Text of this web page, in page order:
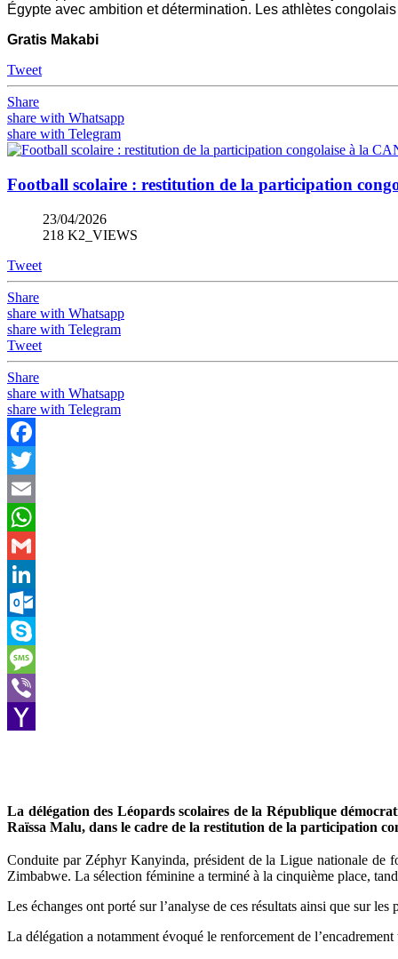
Égypte avec ambition et détermination. Les athlètes
Gratis Makabi
Tweet
Share
share with Whatsapp
share with Telegram
Football scolaire : restitution de la participation
23/04/2026
218 K2_VIEWS
Tweet
Share
share with Whatsapp
share with Telegram
Tweet
Share
share with Whatsapp
share with Telegram
Facebook
Twitter
Email
WhatsApp
Gmail
LinkedIn
Outlook.com
Skype
Message
Viber
La délégation des Léopards scolaires de la République
Raïssa Malu, dans le cadre de la restitution de la participation
Conduite par Zéphyr Kanyinda, président de la Ligue nationale de
Zimbabwe. La sélection féminine a terminé à la cinquième place,
Les échanges ont porté sur l’analyse de ces résultats ainsi que sur
La délégation a notamment évoqué le renforcement de